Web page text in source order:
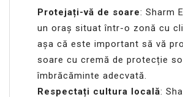
Protejați-vă de soare: Sharm
un oraș situat într-o zonă cu
așa că este important să vă
soare cu cremă de protecție
îmbrăcăminte adecvată.
Respectați cultura locală: